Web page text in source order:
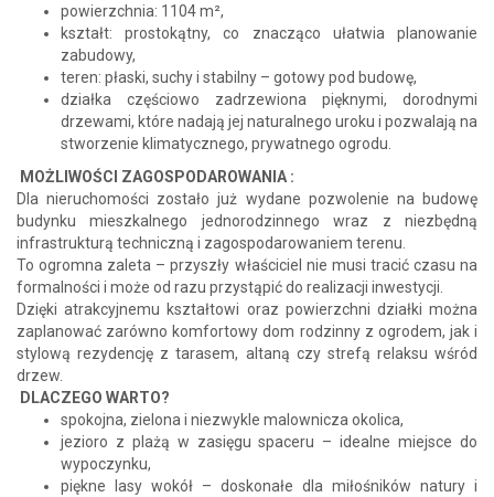
powierzchnia: 1104 m²,
kształt: prostokątny, co znacząco ułatwia planowanie
zabudowy,
teren: płaski, suchy i stabilny – gotowy pod budowę,
działka częściowo zadrzewiona pięknymi, dorodnymi
drzewami, które nadają jej naturalnego uroku i pozwalają na
stworzenie klimatycznego, prywatnego ogrodu.
MOŻLIWOŚCI ZAGOSPODAROWANIA :
Dla nieruchomości zostało już wydane pozwolenie na budowę
budynku mieszkalnego jednorodzinnego wraz z niezbędną
infrastrukturą techniczną i zagospodarowaniem terenu.
To ogromna zaleta – przyszły właściciel nie musi tracić czasu na
formalności i może od razu przystąpić do realizacji inwestycji.
Dzięki atrakcyjnemu kształtowi oraz powierzchni działki można
zaplanować zarówno komfortowy dom rodzinny z ogrodem, jak i
stylową rezydencję z tarasem, altaną czy strefą relaksu wśród
drzew.
DLACZEGO WARTO?
spokojna, zielona i niezwykle malownicza okolica,
jezioro z plażą w zasięgu spaceru – idealne miejsce do
wypoczynku,
piękne lasy wokół – doskonałe dla miłośników natury i